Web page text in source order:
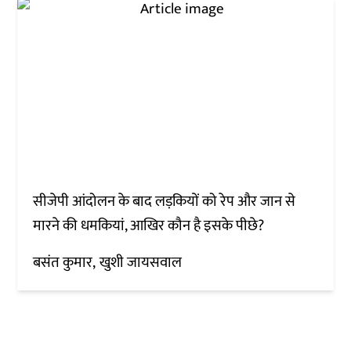
सीजेपी आंदोलन के बाद लड़कियों को रेप और जान से
मारने की धमकियां, आखिर कौन है इसके पीछे?
बसंत कुमार खुशी जायसवाल